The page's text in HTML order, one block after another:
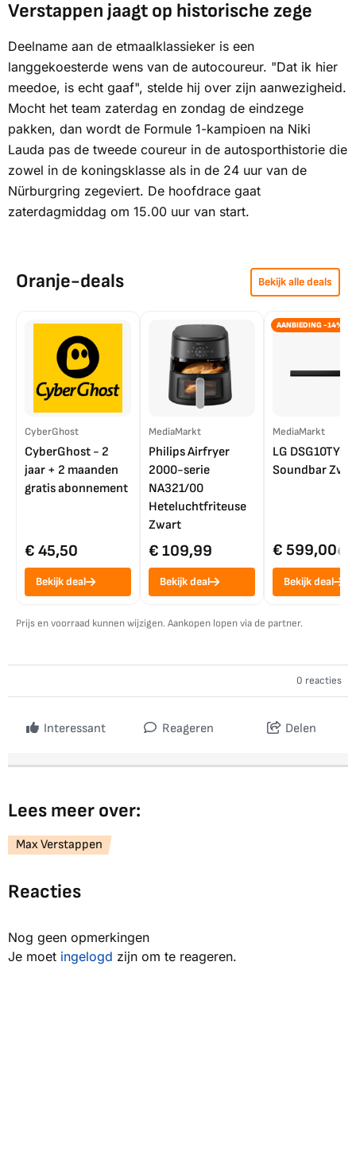
Verstappen jaagt op historische zege
Deelname aan de etmaalklassieker is een
langgekoesterde wens van de autocoureur. "Dat ik hier
meedoe, is echt gaaf", stelde hij over zijn aanwezigheid.
Mocht het team zaterdag en zondag de eindzege
pakken, dan wordt de Formule 1-kampioen na Niki
Lauda pas de tweede coureur in de autosporthistorie die
zowel in de koningsklasse als in de 24 uur van de
Nürburgring zegeviert. De hoofdrace gaat
zaterdagmiddag om 15.00 uur van start.
Oranje-deals Bekijk alle deals
CyberGhost
CyberGhost - 2
jaar + 2 maanden
gratis abonnement
€ 45,50
Bekijk deal
MediaMarkt
Philips Airfryer
2000-serie
NA321/00
Heteluchtfriteuse
Zwart
€ 109,99
Bekijk deal
AANBIEDING -14%
MediaMarkt
LG DSG10TY
Soundbar
€ 599,00€
Bekijk deal
Prijs en voorraad kunnen wijzigen. Aankopen lopen via de partner.
0 reacties
Interessant Reageren Delen
Lees meer over:
Max Verstappen
Reacties
Nog geen opmerkingen
Je moet ingelogd zijn om te reageren.